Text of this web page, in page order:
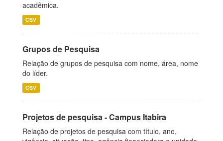
acadêmica.
CSV
Grupos de Pesquisa
Relação de grupos de pesquisa com nome, área, nome
do líder.
CSV
Projetos de pesquisa - Campus Itabira
Relação de projetos de pesquisa com título, ano,